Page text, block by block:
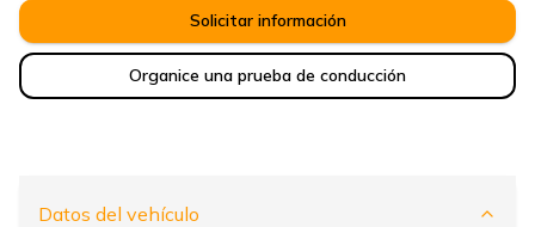
Solicitar información
Organice una prueba de conducción
Datos del vehículo